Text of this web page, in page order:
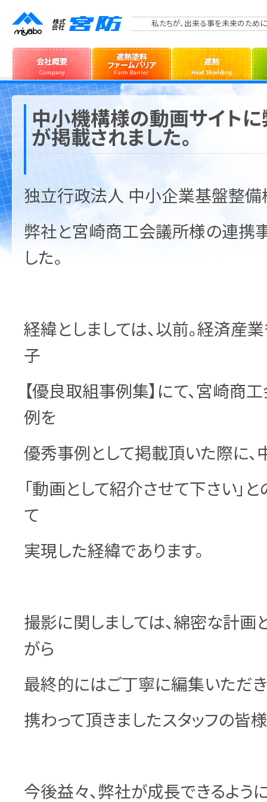
私たちが、出来る事を未来のために
中小機構様の動画サイト
が掲載されました。
独立行政法人 中小企業基盤整備
弊社と宮崎商工会議所様の連携
した。
経緯としましては、以前。経済産
子
【優良取組事例集】にて、宮崎商
例を
優秀事例として掲載頂いた際に、
「動画として紹介させて下さい」
て
実現した経緯であります。
撮影に関しましては、綿密な計
がら
最終的にはご丁寧に編集いただき
携わって頂きましたスタッフの皆
今後益々、弊社が成長できるよう